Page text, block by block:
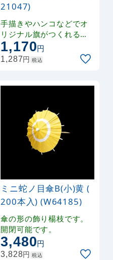
21047)
手描きやハンコなどでオ
リジナル旗がつくれる白
い無地の旗飾りです。
1,170円
1,287円 税込
ミニ蛇ノ目傘B(小)黄 (
200本入) (W64185)
傘の形の飾り楊枝です。
開閉可能です。
3,480円
3,828円 税込